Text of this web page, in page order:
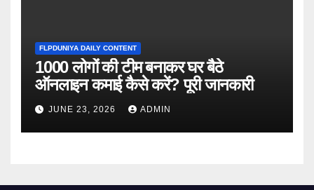
FLPDUNIYA DAILY CONTENT
1000 लोगों की टीम बनाकर घर बैठे
ऑनलाइन कमाई कैसे करें? पूरी जानकारी
JUNE 23, 2026 ADMIN